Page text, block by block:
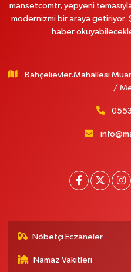
mansetcomtr, yepyeni
modernizmi bir araya getiriyor.
haber
Bahçelievler.Mahallesi
/
Nöbetçi Eczaneler
Namaz Vakitleri